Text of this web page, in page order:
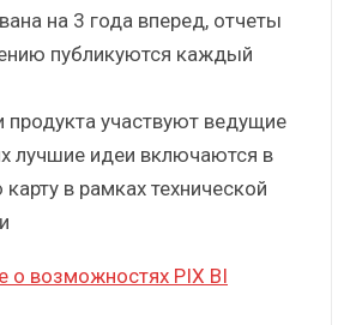
BI-систем
под продукт команда BI-
(100 человек)
существенными
развития продукта
на 3 года вперед, отчеты